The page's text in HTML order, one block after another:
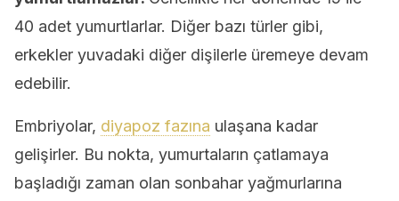
40 adet yumurtlarlar. Diğer bazı türler gibi,
erkekler yuvadaki diğer dişilerle üremeye devam
edebilir.
Embriyolar, diyapoz fazına ulaşana kadar
gelişirler. Bu nokta, yumurtaların çatlamaya
başladığı zaman olan sonbahar yağmurlarına